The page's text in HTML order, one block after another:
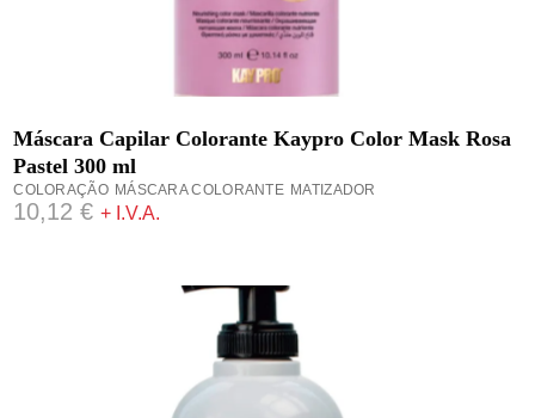
COLORAÇÃO MÁSCARA COLORANTE MATIZADOR
10,12€ + I.V.A.
Máscara Capilar Colorante Kaypro Color Mask Rosa
Pastel 300 ml